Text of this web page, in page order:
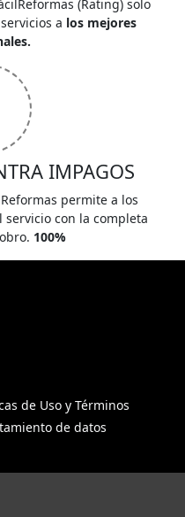
(Rating) solo
a los mejores
IMPAGOS
permite a los
servicio con la completa
100%
de Uso y Términos
de datos